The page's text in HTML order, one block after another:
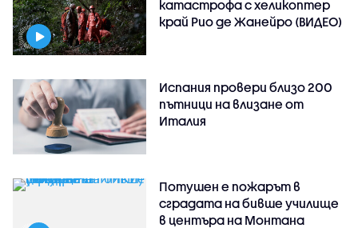
катастрофа с хеликоптер
край Рио де Жанейро (ВИДЕО)
Испания провери близо 200
пътници на влизане от
Италия
Потушен е пожарът в
сградата на бивше училище
в центъра на Монтана